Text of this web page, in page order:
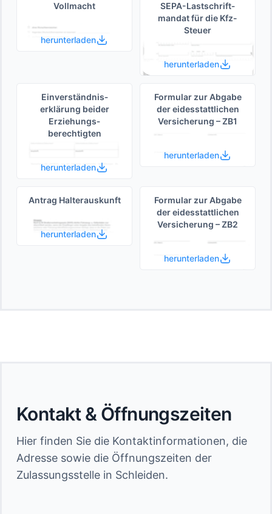
Vollmacht
herunterladen
SEPA-Lastschrift­
mandat für die Kfz-
Steuer
herunterladen
Einverständnis­
erklärung beider
Erziehungs­
berechtigten
herunterladen
Formular zur Abgabe
der eides­stattlichen
Versicherung – ZB1
herunterladen
Antrag Halterauskunft
herunterladen
Formular zur Abgabe
der eides­stattlichen
Versicherung – ZB2
herunterladen
Kontakt & Öffnungszeiten
Hier finden Sie die Kontaktinformationen, die
Adresse sowie die Öffnungszeiten der
Zulassungsstelle in Schleiden.